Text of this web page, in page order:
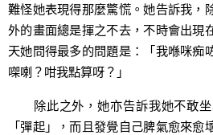
難怪她表現得那麼驚慌。她告訴我，
外的畫面總是揮之不去，不時會出現
天她問得最多的問題是：「我喺咪痴
㗎喇？咁我點算呀？」
除此之外，她亦告訴我她不敢坐
「彈起」，而且發覺自己脾氣愈來